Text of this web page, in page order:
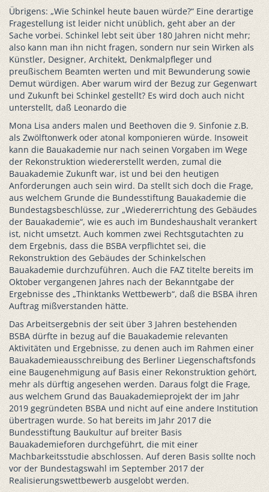
Übrigens: „Wie Schinkel heute bauen würde?“ Eine derartige
Fragestellung ist leider nicht unüblich, geht aber an der
Sache vorbei. Schinkel lebt seit über 180 Jahren nicht mehr;
also kann man ihn nicht fragen, sondern nur sein Wirken als
Künstler, Designer, Architekt, Denkmalpfleger und
preußischem Beamten werten und mit Bewunderung sowie
Demut würdigen. Aber warum wird der Bezug zur Gegenwart
und Zukunft bei Schinkel gestellt? Es wird doch auch nicht
unterstellt, daß Leonardo die
Mona Lisa anders malen und Beethoven die 9. Sinfonie z.B.
als Zwölftonwerk oder atonal komponieren würde. Insoweit
kann die Bauakademie nur nach seinen Vorgaben im Wege
der Rekonstruktion wiedererstellt werden, zumal die
Bauakademie Zukunft war, ist und bei den heutigen
Anforderungen auch sein wird. Da stellt sich doch die Frage,
aus welchem Grunde die Bundesstiftung Bauakademie die
Bundestagsbeschlüsse, zur „Wiedererrichtung des Gebäudes
der Bauakademie“, wie es auch im Bundeshaushalt verankert
ist, nicht umsetzt. Auch kommen zwei Rechtsgutachten zu
dem Ergebnis, dass die BSBA verpflichtet sei, die
Rekonstruktion des Gebäudes der Schinkelschen
Bauakademie durchzuführen. Auch die FAZ titelte bereits im
Oktober vergangenen Jahres nach der Bekanntgabe der
Ergebnisse des „Thinktanks Wettbewerb“, daß die BSBA ihren
Auftrag mißverstanden hätte.
Das Arbeitsergebnis der seit über 3 Jahren bestehenden
BSBA dürfte in bezug auf die Bauakademie relevanten
Aktivitäten und Ergebnisse, zu denen auch im Rahmen einer
Bauakademieausschreibung des Berliner Liegenschaftsfonds
eine Baugenehmigung auf Basis einer Rekonstruktion gehört,
mehr als dürftig angesehen werden. Daraus folgt die Frage,
aus welchem Grund das Bauakademieprojekt der im Jahr
2019 gegründeten BSBA und nicht auf eine andere Institution
übertragen wurde. So hat bereits im Jahr 2017 die
Bundesstiftung Baukultur auf breiter Basis
Bauakademieforen durchgeführt, die mit einer
Machbarkeitsstudie abschlossen. Auf deren Basis sollte noch
vor der Bundestagswahl im September 2017 der
Realisierungswettbewerb ausgelobt werden.